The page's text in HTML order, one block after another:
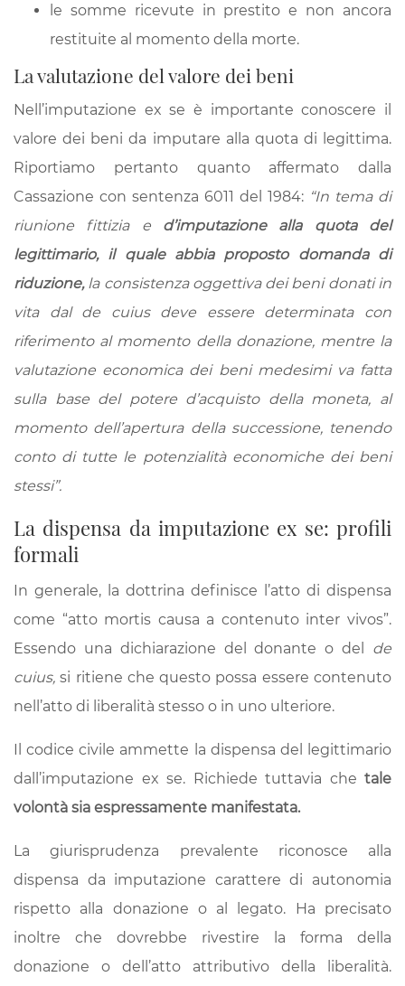
le somme ricevute in prestito e non ancora
restituite al momento della morte.
La valutazione del valore dei beni
Nell’imputazione ex se è importante conoscere il
valore dei beni da imputare alla quota di legittima.
Riportiamo pertanto quanto affermato dalla
Cassazione con sentenza 6011 del 1984: “In tema di
riunione fittizia e d’imputazione alla quota del
legittimario, il quale abbia proposto domanda di
riduzione,la consistenza oggettiva dei beni donati in
vita dal de cuius deve essere determinata con
riferimento al momento della donazione, mentre la
valutazione economica dei beni medesimi va fatta
sulla base del potere d’acquisto della moneta, al
momento dell’apertura della successione, tenendo
conto di tutte le potenzialità economiche dei beni
stessi”.
La dispensa da imputazione ex se: profili
formali
In generale, la dottrina definisce l’atto di dispensa
come “atto mortis causa a contenuto inter vivos”.
Essendo una dichiarazione del donante o del
de
cuius, si ritiene che questo possa essere contenuto
nell’atto di liberalità stesso o in uno ulteriore.
Il codice civile ammette la dispensa del legittimario
dall’imputazione ex se. Richiede tuttavia che tale
volontà sia espressamente manifestata.
La giurisprudenza prevalente riconosce alla
dispensa da imputazione carattere di autonomia
rispetto alla donazione o al legato. Ha precisato
inoltre che dovrebbe rivestire la forma della
donazione o dell’atto attributivo della liberalità.